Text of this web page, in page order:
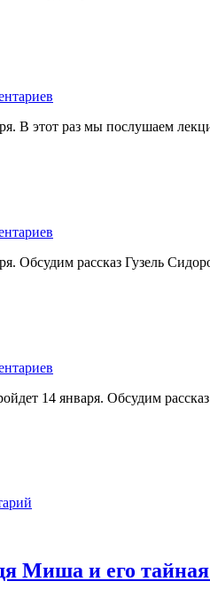
В этот раз мы послушаем
Обсудим рассказ Гузель
14 января. Обсудим
Миша и его